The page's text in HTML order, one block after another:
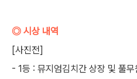
◎ 시상 내역
[사진전]
- 1등 : 뮤지엄김치간 상장 및 풀